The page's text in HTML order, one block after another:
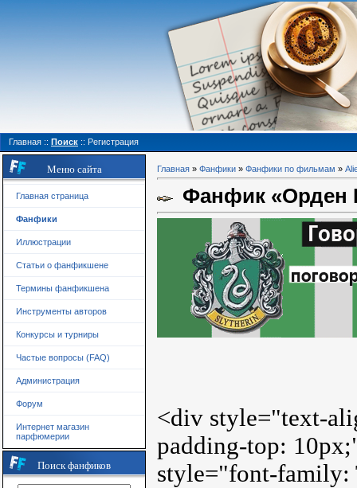
Главная :: Поиск :: Регистрация
Меню сайта
Главная страница
Фанфики
Иллюстрации
Статьи о фанфикшене
Термины фанфикшена
Инструменты авторов
Конкурсы и турниры
Частые вопросы (FAQ)
Администрация
Форум
Интернет магазин
парфюмерии
Поиск фанфиков
Главная » Фанфики » Фанфики по фильмам »
Фанфик «Орден
<div style="text-
padding-top:
style="font-family: